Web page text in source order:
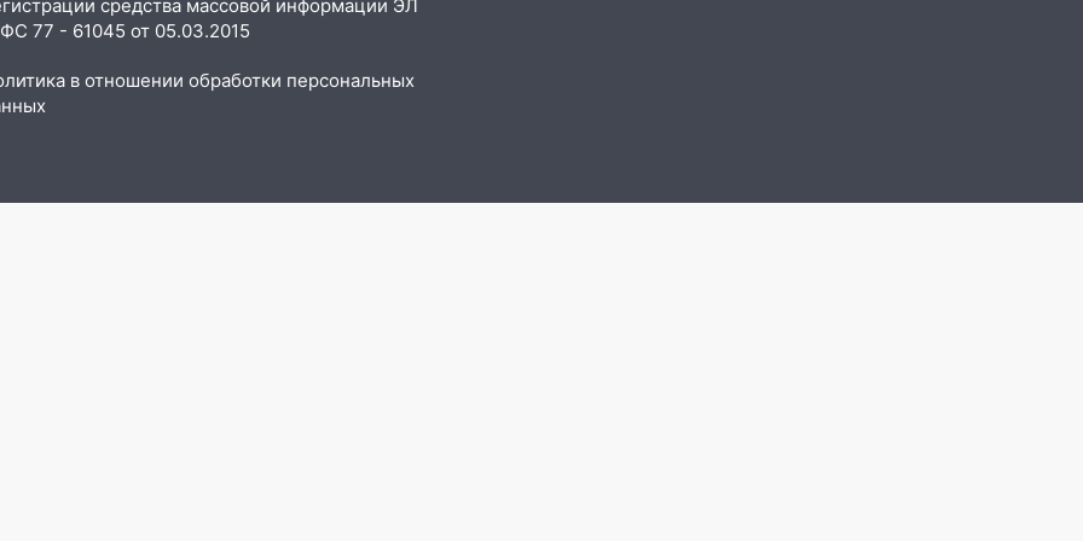
средства массовой информации ЭЛ
77 - 61045 от 05.03.2015
в отношении обработки персональных